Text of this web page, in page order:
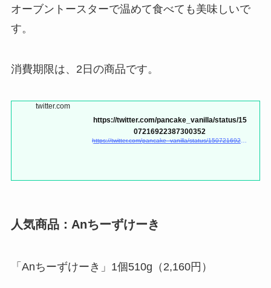
オーブントースターで温めて食べても美味しいで
す。
消費期限は、2日の商品です。
twitter.com
https://twitter.com/pancake_vanilla/status/15
07216922387300352
https://twitter.com/pancake_vanilla/status/1507216922387300352
人気商品：Anちーずけーき
「Anちーずけーき」1個510g（2,160円）